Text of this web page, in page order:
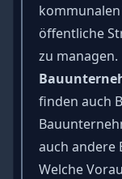
öffentliche
zu managen.
finden auch
auch andere
Welche